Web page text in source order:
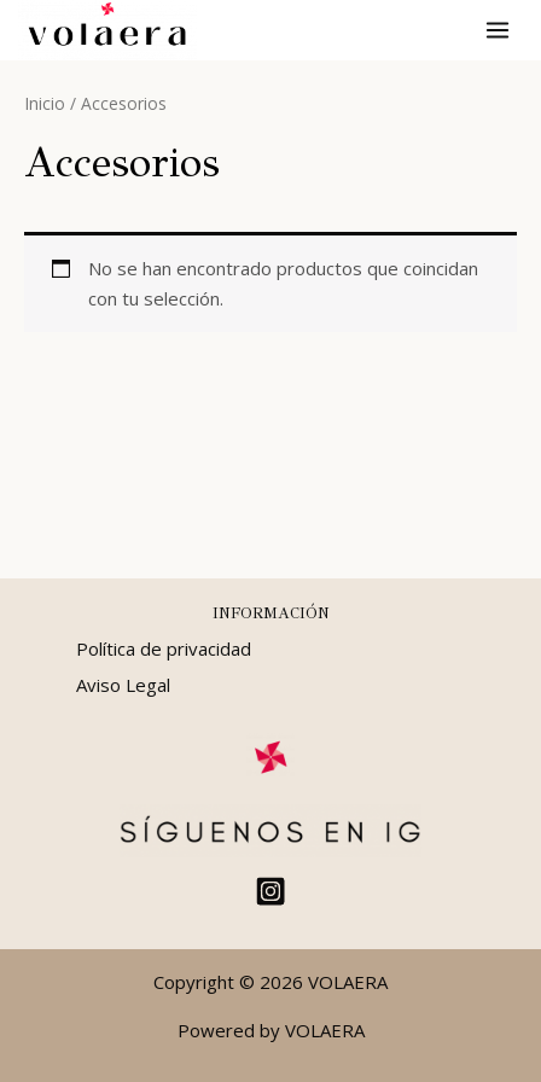
Inicio / Accesorios
Accesorios
No se han encontrado productos que coincidan
con tu selección.
INFORMACIÓN
Política de privacidad
Aviso Legal
Copyright © 2026 VOLAERA
Powered by VOLAERA